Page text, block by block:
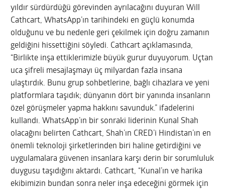
yıldır sürdürdüğü görevinden ayrılacağını duyuran Will
Cathcart, WhatsApp’ın tarihindeki en güçlü konumda
olduğunu ve bu nedenle geri çekilmek için doğru zamanın
geldiğini hissettiğini söyledi. Cathcart açıklamasında,
“Birlikte inşa ettiklerimizle büyük gurur duyuyorum. Uçtan
uca şifreli mesajlaşmayı üç milyardan fazla insana
ulaştırdık. Bunu grup sohbetlerine, bağlı cihazlara ve yeni
platformlara taşıdık; dünyanın dört bir yanında insanların
özel görüşmeler yapma hakkını savunduk.” ifadelerini
kullandı. WhatsApp’ın bir sonraki liderinin Kunal Shah
olacağını belirten Cathcart, Shah’ın CRED’i Hindistan’ın en
önemli teknoloji şirketlerinden biri haline getirdiğini ve
uygulamalara güvenen insanlara karşı derin bir sorumluluk
duygusu taşıdığını aktardı. Cathcart, “Kunal’ın ve harika
ekibimizin bundan sonra neler inşa edeceğini görmek için